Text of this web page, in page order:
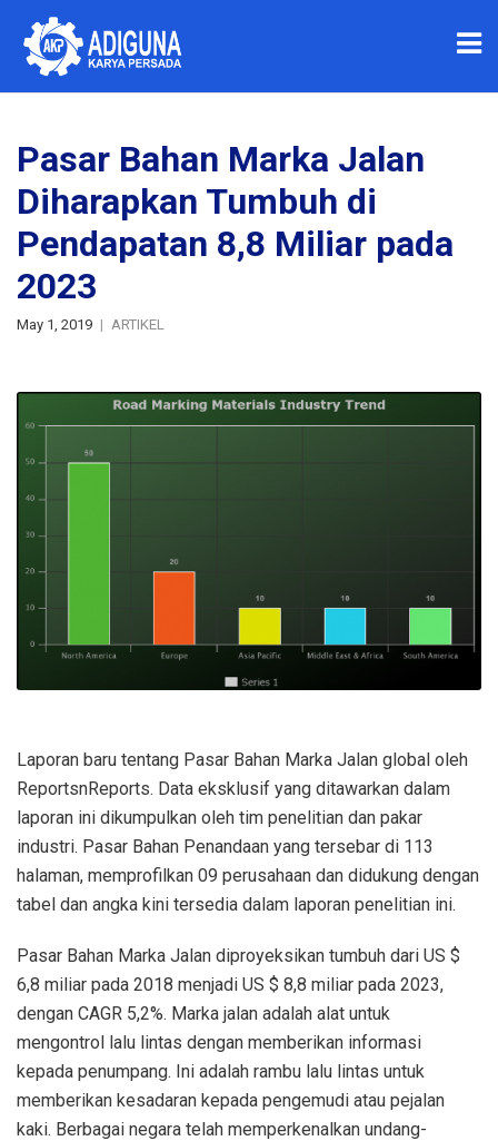
Pasar Bahan Marka Jalan
Diharapkan Tumbuh di
Pendapatan 8,8 Miliar pada
2023
May 1, 2019 ARTIKEL
Laporan baru tentang Pasar Bahan Marka Jalan global oleh
ReportsnReports. Data eksklusif yang ditawarkan dalam
laporan ini dikumpulkan oleh tim penelitian dan pakar
industri. Pasar Bahan Penandaan yang tersebar di 113
halaman, memprofilkan 09 perusahaan dan didukung dengan
tabel dan angka kini tersedia dalam laporan penelitian ini.
Pasar Bahan Marka Jalan diproyeksikan tumbuh dari US $
6,8 miliar pada 2018 menjadi US $ 8,8 miliar pada 2023,
dengan CAGR 5,2%. Marka jalan adalah alat untuk
mengontrol lalu lintas dengan memberikan informasi
kepada penumpang. Ini adalah rambu lalu lintas untuk
memberikan kesadaran kepada pengemudi atau pejalan
kaki. Berbagai negara telah memperkenalkan undang-